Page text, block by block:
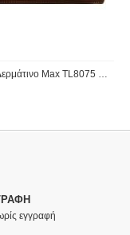
Ανδρικό Τσαντάκι Δερμάτινο Max TL8075 Καφέ Tuscany Leather
εγγραφή